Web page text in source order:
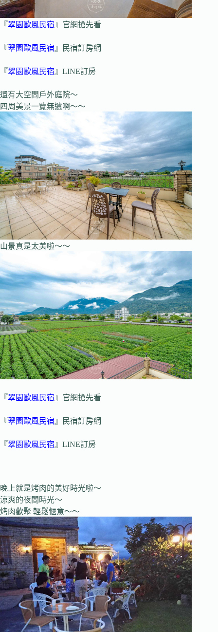
『翠園歐風民宿 』官網搶先看
『翠園歐風民宿 』民宿訂房網
『翠園歐風民宿 』LINE訂房
還有大空間戶外庭院～
四周美景一覽無遺啊～～
山景真是太美啦～～
『翠園歐風民宿 』官網搶先看
『翠園歐風民宿 』民宿訂房網
『翠園歐風民宿 』LINE訂房
晚上就是烤肉的美好時光啦～
涼爽的夜間時光～
烤肉歡聚 輕鬆愜意～～